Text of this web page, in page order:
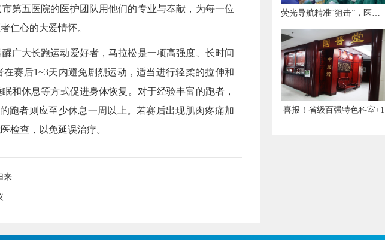
第五医院的医护团队用他们的专业与奉献，为每一位
仁心的大爱情怀。
广大长跑运动爱好者，马拉松是一项高强度、长时间
赛后1~3天内避免剧烈运动，适当进行轻柔的拉伸和
和休息等方式促进身体恢复。对于经验丰富的跑者，
跑者则应至少休息一周以上。若赛后出现肌肉疼痛加
检查，以免延误治疗。
来
喜报！省级百强特色科室+1